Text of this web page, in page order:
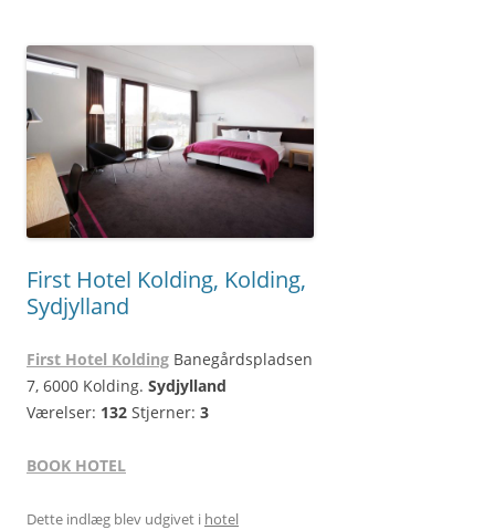
First Hotel Kolding, Kolding,
Sydjylland
First Hotel Kolding Banegårdspladsen
7, 6000 Kolding. Sydjylland
Værelser: 132 Stjerner: 3
BOOK HOTEL
Dette indlæg blev udgivet i hotel